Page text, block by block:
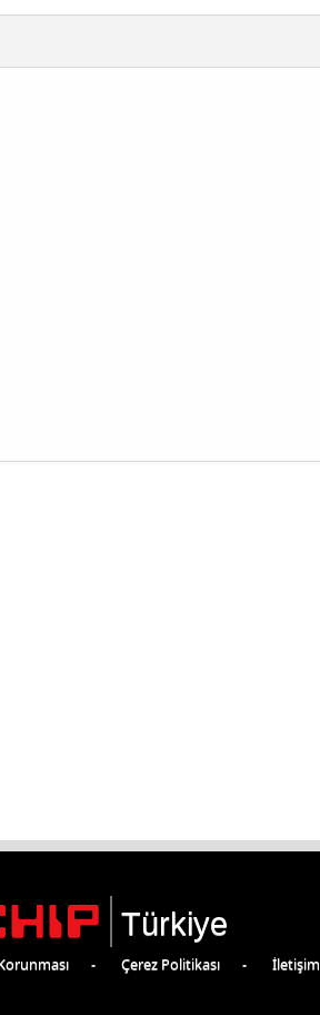
Türkiye
Çerez Politikası İletişim